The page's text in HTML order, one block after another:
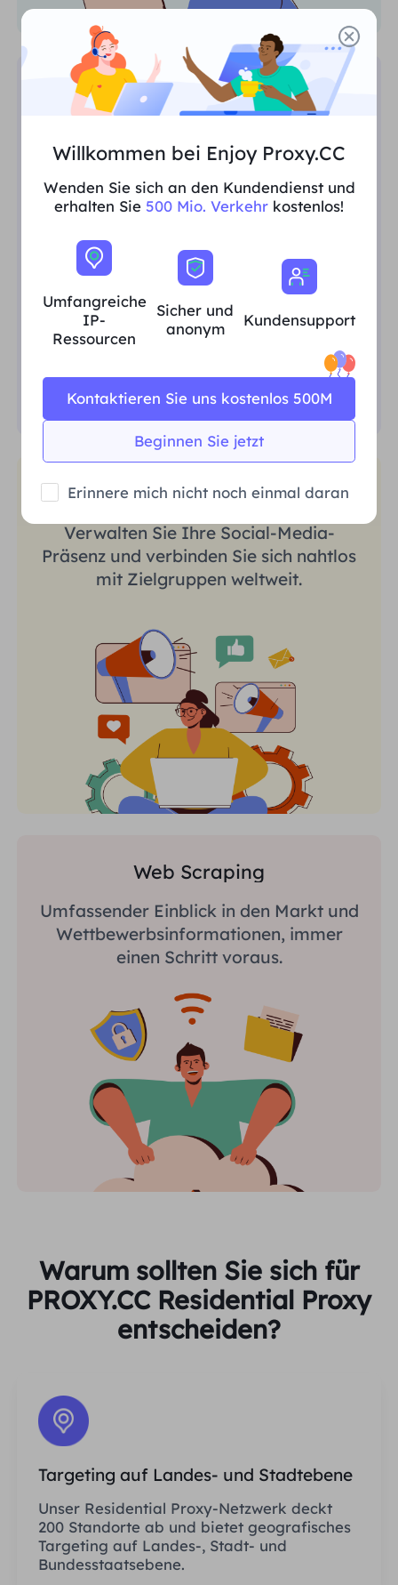
SEO-Überwachung
Daten, führen Sie
Wettbewerbsanalysen durch,
überwachen Sie SERPs und gewinnen
Social-Media-Marketing
Verwalten Sie Ihre Social-Media-
Präsenz und verbinden Sie sich nahtlos
mit Zielgruppen weltweit.
Web Scraping
Umfassender Einblick in den Markt und
Wettbewerbsinformationen, immer
einen Schritt voraus.
Warum sollten Sie sich für
PROXY.CC Residential Proxy
entscheiden?
Targeting auf Landes- und Stadtebene
Unser Residential Proxy-Netzwerk deckt
200 Standorte ab und bietet geografisches
Targeting auf Landes-, Stadt- und
Bundesstaatsebene.
Willkommen bei Enjoy Proxy.CC
Wenden Sie sich an den Kundendienst und
erhalten Sie 500 Mio. Verkehr kostenlos!
Umfangreiche
IP-
Ressourcen
Sicher und
anonym
Kundensupport
Beginnen Sie jetzt
Kontaktieren Sie uns kostenlos 500M
Erinnere mich nicht noch einmal daran